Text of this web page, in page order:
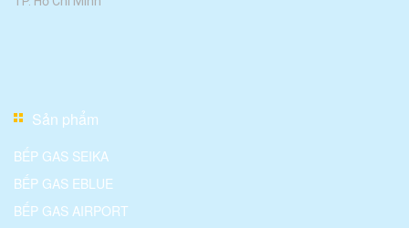
Sản phẩm
BẾP GAS SEIKA
BẾP GAS EBLUE
BẾP GAS AIRPORT